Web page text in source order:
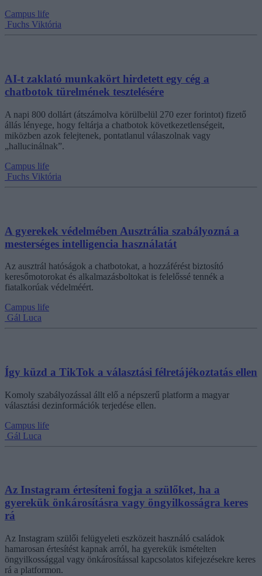
Campus life
Fuchs Viktória
AI-t zaklató munkakört hirdetett egy cég a
chatbotok türelmének tesztelésére
A napi 800 dollárt (átszámolva körülbelül 270 ezer forintot) fizető
állás lényege, hogy feltárja a chatbotok következetlenségeit,
miközben azok felejtenek, pontatlanul válaszolnak vagy
„hallucinálnak”.
Campus life
Fuchs Viktória
A gyerekek védelmében Ausztrália szabályozná a
mesterséges intelligencia használatát
Az ausztrál hatóságok a chatbotokat, a hozzáférést biztosító
keresőmotorokat és alkalmazásboltokat is felelőssé tennék a
fiatalkorúak védelméért.
Campus life
Gál Luca
Így küzd a TikTok a választási félretájékoztatás ellen
Komoly szabályozással állt elő a népszerű platform a magyar
választási dezinformációk terjedése ellen.
Campus life
Gál Luca
Az Instagram értesíteni fogja a szülőket, ha a
gyerekük önkárosításra vagy öngyilkosságra keres
rá
Az Instagram szülői felügyeleti eszközeit használó családok
hamarosan értesítést kapnak arról, ha gyerekük ismételten
öngyilkossággal vagy önkárosítással kapcsolatos kifejezésekre keres
rá a platformon.